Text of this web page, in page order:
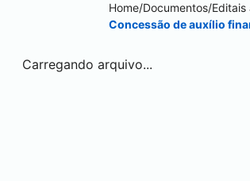
Home/Documentos/Editais
Concessão de auxílio
Carregando arquivo...